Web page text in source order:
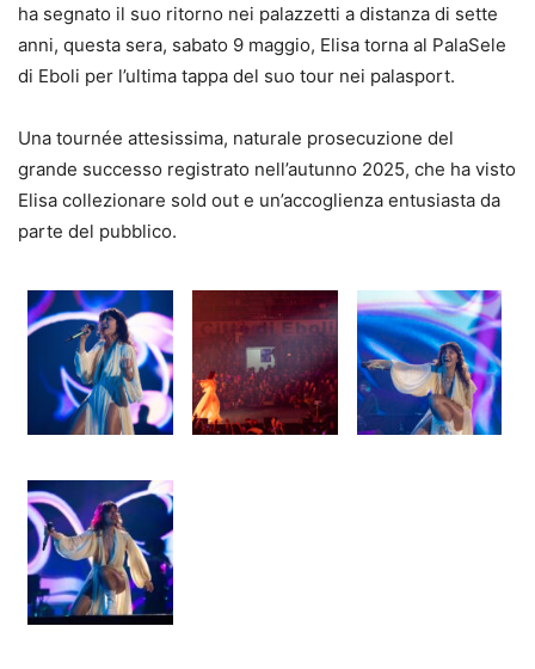
ha segnato il suo ritorno nei palazzetti a distanza di sette
anni, questa sera, sabato 9 maggio, Elisa torna al PalaSele
di Eboli per l’ultima tappa del suo tour nei palasport.
Una tournée attesissima, naturale prosecuzione del
grande successo registrato nell’autunno 2025, che ha visto
Elisa collezionare sold out e un’accoglienza entusiasta da
parte del pubblico.